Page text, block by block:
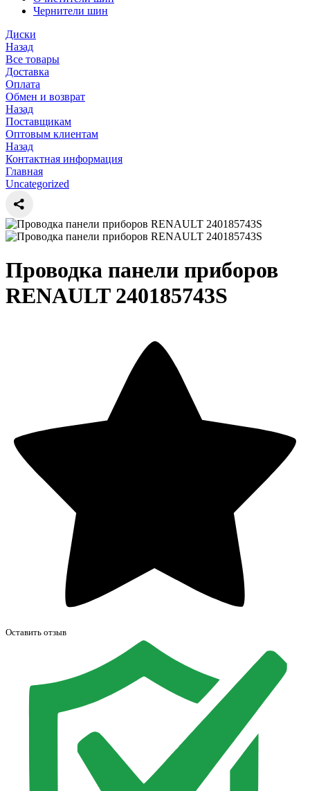
Чернители шин
Диски
Назад
Все товары
Доставка
Оплата
Обмен и возврат
Назад
Поставщикам
Оптовым клиентам
Назад
Контактная информация
Главная
Uncategorized
Проводка панели приборов
RENAULT 240185743S
Оставить отзыв